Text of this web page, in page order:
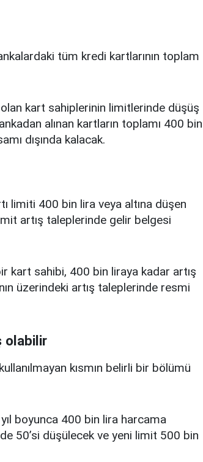
tüm kredi kartlarının toplam
kart sahiplerinin limitlerinde düşüş
alınan kartların toplamı 400 bin
dışında kalacak.
limiti 400 bin lira veya altına düşen
artış taleplerinde gelir belgesi
kart sahibi, 400 bin liraya kadar artış
üzerindeki artış taleplerinde resmi
olabilir
kısmın belirli bir bölümü
boyunca 400 bin lira harcama
50’si düşülecek ve yeni limit 500 bin